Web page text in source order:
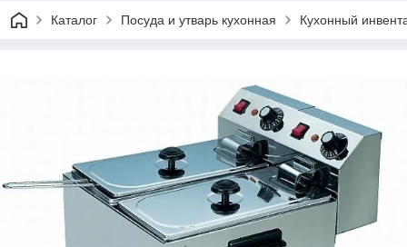
Каталог Посуда и утварь кухонная Кухонный